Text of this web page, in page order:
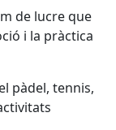
de lucre que
i la pràctica
pàdel, tennis,